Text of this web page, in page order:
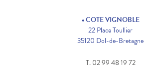
• COTE VIGNOBLE
22 Place Toullier
35120 Dol-de-Bretagne
T. 02 99 48 19 72